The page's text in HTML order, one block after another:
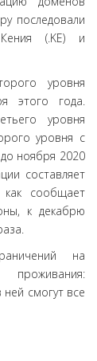
последовали
(.KE) и
уровня
этого года.
уровня
уровня с
ноября 2020
составляет
сообщает
к декабрю
на
смогут все
ждет от нее